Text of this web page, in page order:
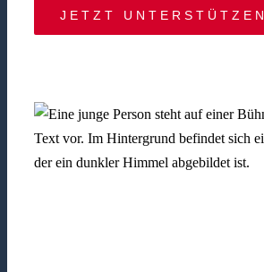
JETZT UNTERSTÜTZEN